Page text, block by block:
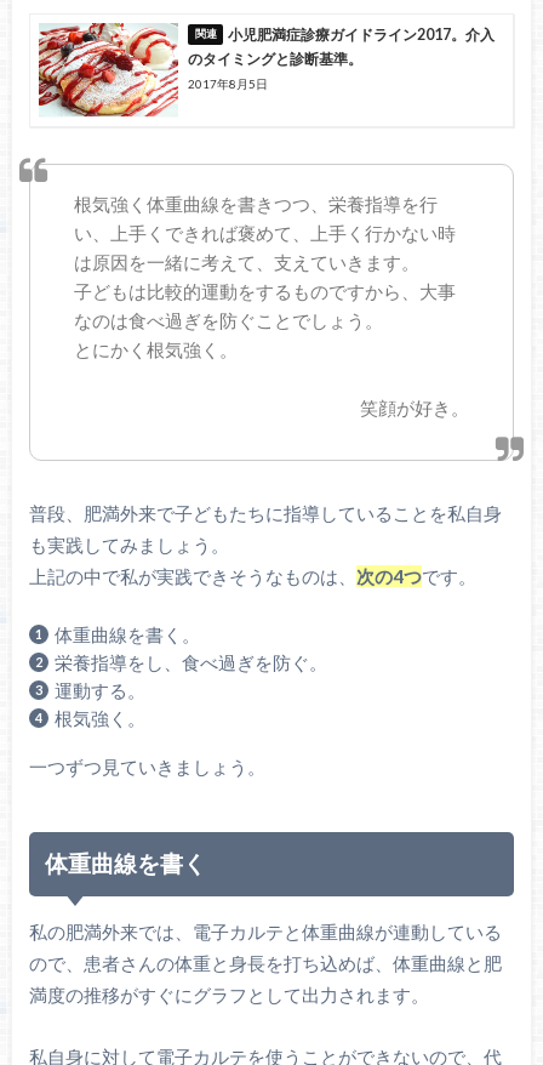
小児肥満症診療ガイドライン2017。介入
のタイミングと診断基準。
2017年8月5日
根気強く体重曲線を書きつつ、栄養指導を行
い、上手くできれば褒めて、上手く行かない時
は原因を一緒に考えて、支えていきます。
子どもは比較的運動をするものですから、大事
なのは食べ過ぎを防ぐことでしょう。
とにかく根気強く。
笑顔が好き。
普段、肥満外来で子どもたちに指導していることを私自身
も実践してみましょう。
上記の中で私が実践できそうなものは、 次の4つです。
体重曲線を書く。
栄養指導をし、食べ過ぎを防ぐ。
運動する。
根気強く。
一つずつ見ていきましょう。
体重曲線を書く
私の肥満外来では、電子カルテと体重曲線が連動している
ので、患者さんの体重と身長を打ち込めば、体重曲線と肥
満度の推移がすぐにグラフとして出力されます。
私自身に対して電子カルテを使うことができないので、代